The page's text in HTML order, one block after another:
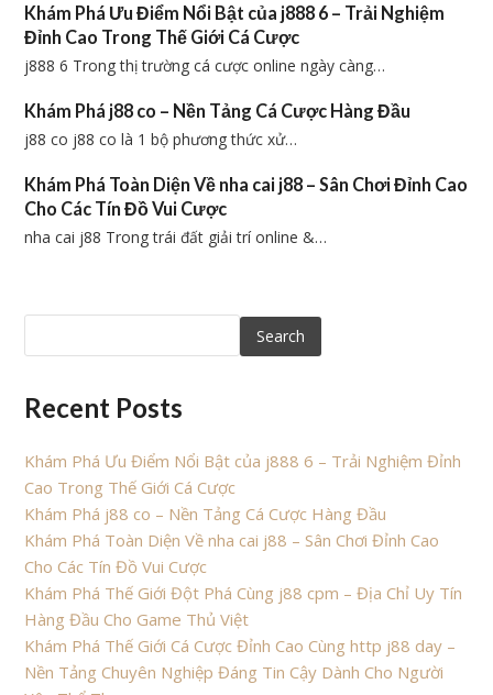
Khám Phá Ưu Điểm Nổi Bật của j888 6 – Trải Nghiệm
Đỉnh Cao Trong Thế Giới Cá Cược
j888 6 Trong thị trường cá cược online ngày càng…
Khám Phá j88 co – Nền Tảng Cá Cược Hàng Đầu
j88 co j88 co là 1 bộ phương thức xử…
Khám Phá Toàn Diện Về nha cai j88 – Sân Chơi Đỉnh Cao
Cho Các Tín Đồ Vui Cược
nha cai j88 Trong trái đất giải trí online &…
Search
Recent Posts
Khám Phá Ưu Điểm Nổi Bật của j888 6 – Trải Nghiệm Đỉnh
Cao Trong Thế Giới Cá Cược
Khám Phá j88 co – Nền Tảng Cá Cược Hàng Đầu
Khám Phá Toàn Diện Về nha cai j88 – Sân Chơi Đỉnh Cao
Cho Các Tín Đồ Vui Cược
Khám Phá Thế Giới Đột Phá Cùng j88 cpm – Địa Chỉ Uy Tín
Hàng Đầu Cho Game Thủ Việt
Khám Phá Thế Giới Cá Cược Đỉnh Cao Cùng http j88 day –
Nền Tảng Chuyên Nghiệp Đáng Tin Cậy Dành Cho Người